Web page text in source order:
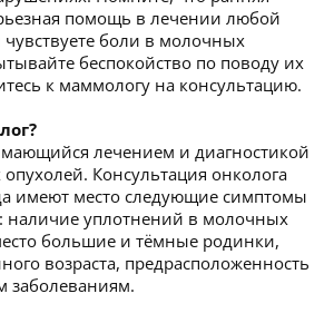
помощь в лечении любой
боли в молочных
беспокойство по поводу их
к маммологу на консультацию.
лечением и диагностикой
Консультация онколога
имеют место следующие симптомы
наличие уплотнений в молочных
большие и тёмные родинки,
возраста, предрасположенность
заболеваниям.